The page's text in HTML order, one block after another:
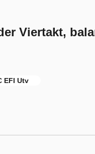
Viertakt,
EFI Utv